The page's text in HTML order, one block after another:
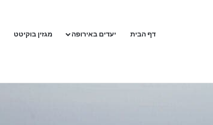
דף הבית יעדים באירופה מגזין בוקיטט